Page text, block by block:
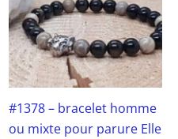
#1378 – bracelet homme
ou mixte pour parure Elle